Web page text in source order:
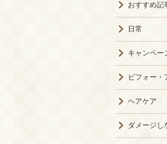
おすすめ記
日常
キャンペー
ビフォー・
ヘアケア
ダメージし